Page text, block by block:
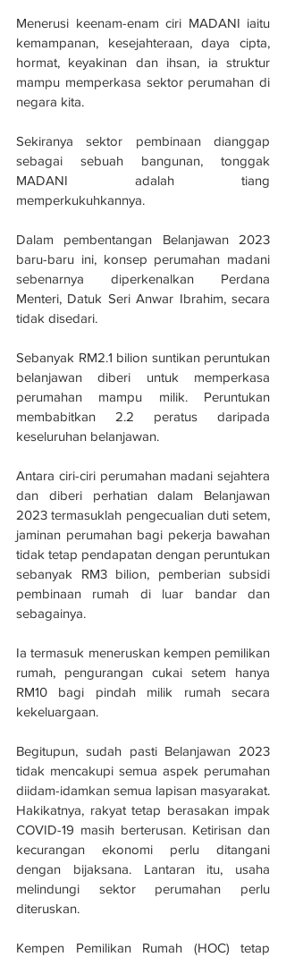
Menerusi keenam-enam ciri MADANI iaitu
kemampanan, kesejahteraan, daya cipta,
hormat, keyakinan dan ihsan, ia struktur
mampu memperkasa sektor perumahan di
negara kita.
Sekiranya sektor pembinaan dianggap
sebagai sebuah bangunan, tonggak
MADANI adalah tiang
memperkukuhkannya.
Dalam pembentangan Belanjawan 2023
baru-baru ini, konsep perumahan madani
sebenarnya diperkenalkan Perdana
Menteri, Datuk Seri Anwar Ibrahim, secara
tidak disedari.
Sebanyak RM2.1 bilion suntikan peruntukan
belanjawan diberi untuk memperkasa
perumahan mampu milik. Peruntukan
membabitkan 2.2 peratus daripada
keseluruhan belanjawan.
Antara ciri-ciri perumahan madani sejahtera
dan diberi perhatian dalam Belanjawan
2023 termasuklah pengecualian duti setem,
jaminan perumahan bagi pekerja bawahan
tidak tetap pendapatan dengan peruntukan
sebanyak RM3 bilion, pemberian subsidi
pembinaan rumah di luar bandar dan
sebagainya.
Ia termasuk meneruskan kempen pemilikan
rumah, pengurangan cukai setem hanya
RM10 bagi pindah milik rumah secara
kekeluargaan.
Begitupun, sudah pasti Belanjawan 2023
tidak mencakupi semua aspek perumahan
diidam-idamkan semua lapisan masyarakat.
Hakikatnya, rakyat tetap berasakan impak
COVID-19 masih berterusan. Ketirisan dan
kecurangan ekonomi perlu ditangani
dengan bijaksana. Lantaran itu, usaha
melindungi sektor perumahan perlu
diteruskan.
Kempen Pemilikan Rumah (HOC) tetap